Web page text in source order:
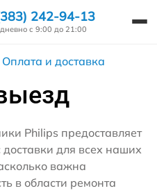
242-94-13
с 9:00 до 21:00
Оплата и доставка
Philips предоставляет
для всех наших
важна
в области ремонта